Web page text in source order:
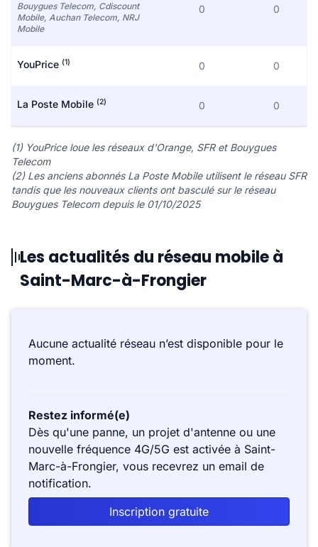
Bouygues Telecom, Cdiscount
Mobile, Auchan Telecom, NRJ
Mobile
0 0
YouPrice (1) 0 0
La Poste Mobile (2) 0 0
(1) YouPrice loue les réseaux d'Orange, SFR et Bouygues
Telecom
(2) Les anciens abonnés La Poste Mobile utilisent le réseau SFR
tandis que les nouveaux clients ont basculé sur le réseau
Bouygues Telecom depuis le 01/10/2025
Les actualités du réseau mobile à
Saint-Marc-à-Frongier
Aucune actualité réseau n’est disponible pour le
moment.
Restez informé(e)
Dès qu'une panne, un projet d'antenne ou une
nouvelle fréquence 4G/5G est activée à Saint-
Marc-à-Frongier, vous recevrez un email de
notification.
Inscription gratuite